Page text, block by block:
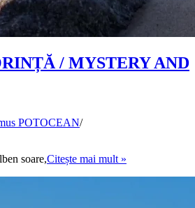
/ MYSTERY AND
POTOCEAN
soare,Citește mai mult »